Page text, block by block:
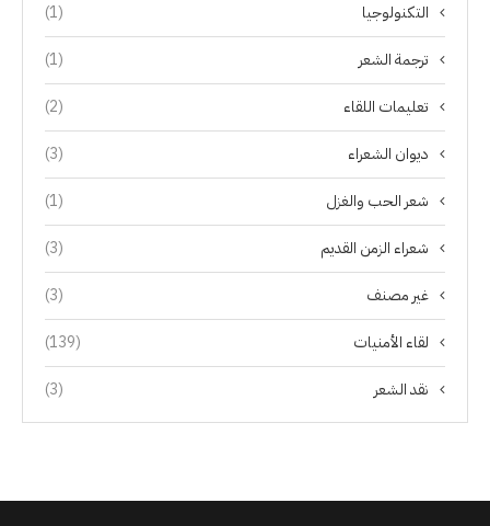
التكنولوجيا (1)
ترجمة الشعر (1)
تعليمات اللقاء (2)
ديوان الشعراء (3)
شعر الحب والغزل (1)
شعراء الزمن القديم (3)
غير مصنف (3)
لقاء الأمنيات (139)
نقد الشعر (3)